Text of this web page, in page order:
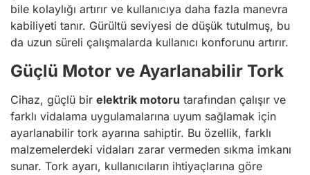
bile kolaylığı artırır ve kullanıcıya daha fazla manevra
kabiliyeti tanır. Gürültü seviyesi de düşük tutulmuş, bu
da uzun süreli çalışmalarda kullanıcı konforunu artırır.
Güçlü Motor ve Ayarlanabilir Tork
Cihaz, güçlü bir elektrik motoru tarafından çalışır ve
farklı vidalama uygulamalarına uyum sağlamak için
ayarlanabilir tork ayarına sahiptir. Bu özellik, farklı
malzemelerdeki vidaları zarar vermeden sıkma imkanı
sunar. Tork ayarı, kullanıcıların ihtiyaçlarına göre